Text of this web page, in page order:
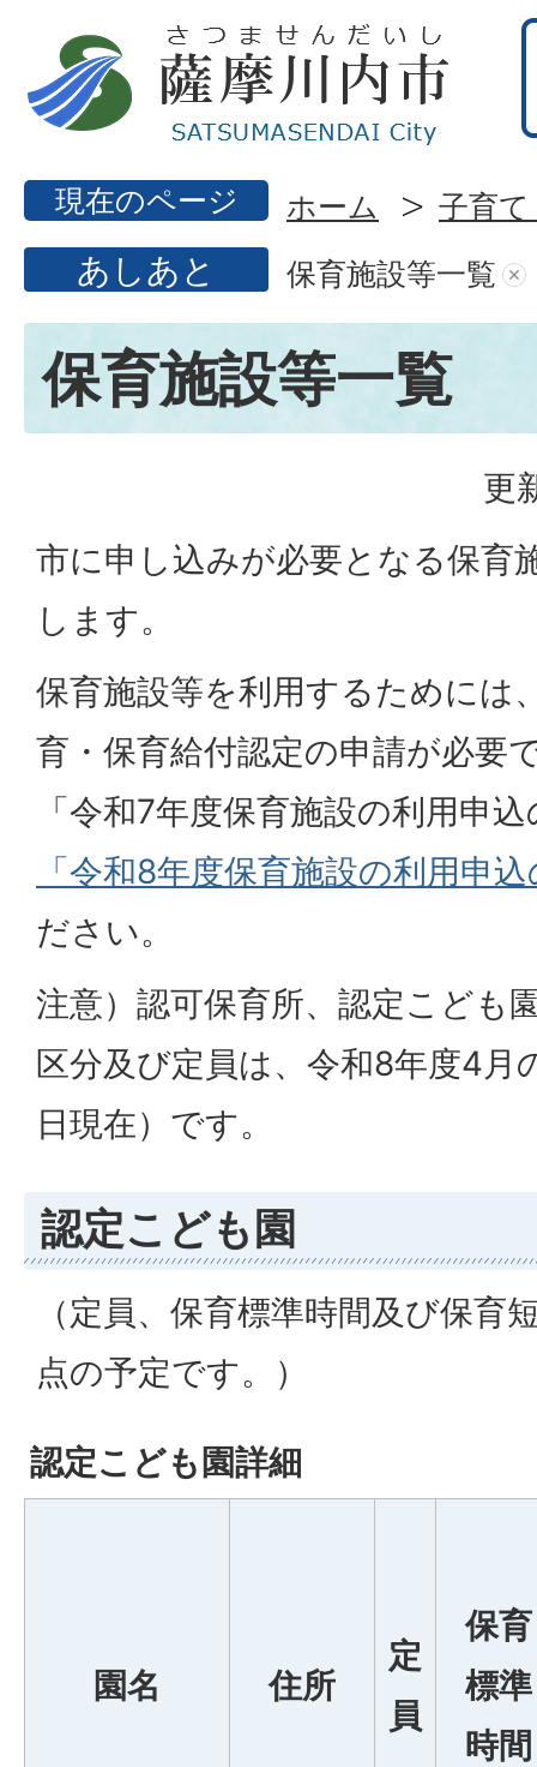
現在のページ ホーム 子育
あしあと 保育施設等一覧
保育施設等一覧
更
市に申し込みが必要となる保育
します。
保育施設等を利用するためには
育・保育給付認定の申請が必要
「令和7年度保育施設の利用申
「令和8年度保育施設の利用申
ださい。
注意）認可保育所、認定こども
区分及び定員は、令和8年度4月
日現在）です。
認定こども園
（定員、保育標準時間及び保育
点の予定です。）
認定こども園詳細
園名 住所
定
員
保育
標準
時間